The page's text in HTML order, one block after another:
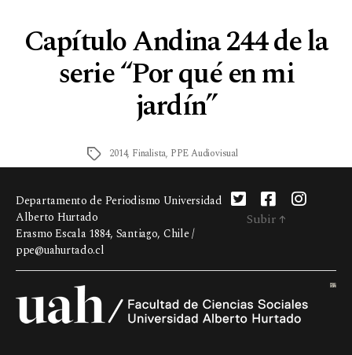
Capítulo Andina 244 de la
serie “Por qué en mi
jardín”
2014, Finalista, PPE Audiovisual
Departamento de Periodismo Universidad
Alberto Hurtado
Erasmo Escala 1884, Santiago, Chile /
ppe@uahurtado.cl
Subir ↑